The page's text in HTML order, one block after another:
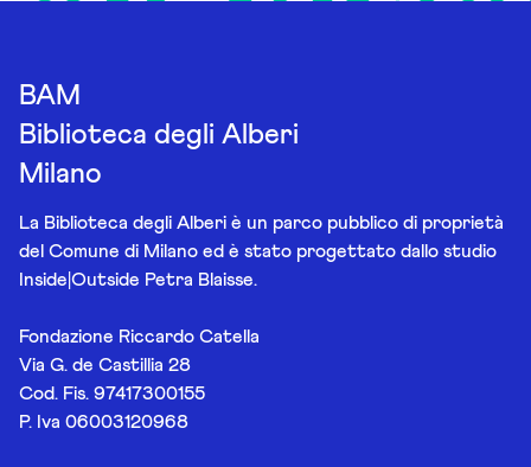
BAM
Biblioteca degli Alberi
Milano
La Biblioteca degli Alberi è un parco pubblico di proprietà
del Comune di Milano ed è stato progettato dallo studio
Inside|Outside Petra Blaisse.
Fondazione Riccardo Catella
Via G. de Castillia 28
Cod. Fis. 97417300155
P. Iva 06003120968